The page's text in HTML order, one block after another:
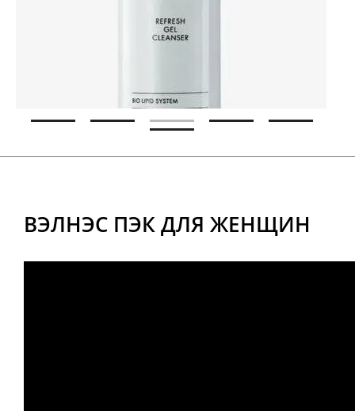
ВЭЛНЭС ПЭК ДЛЯ ЖЕНЩИН